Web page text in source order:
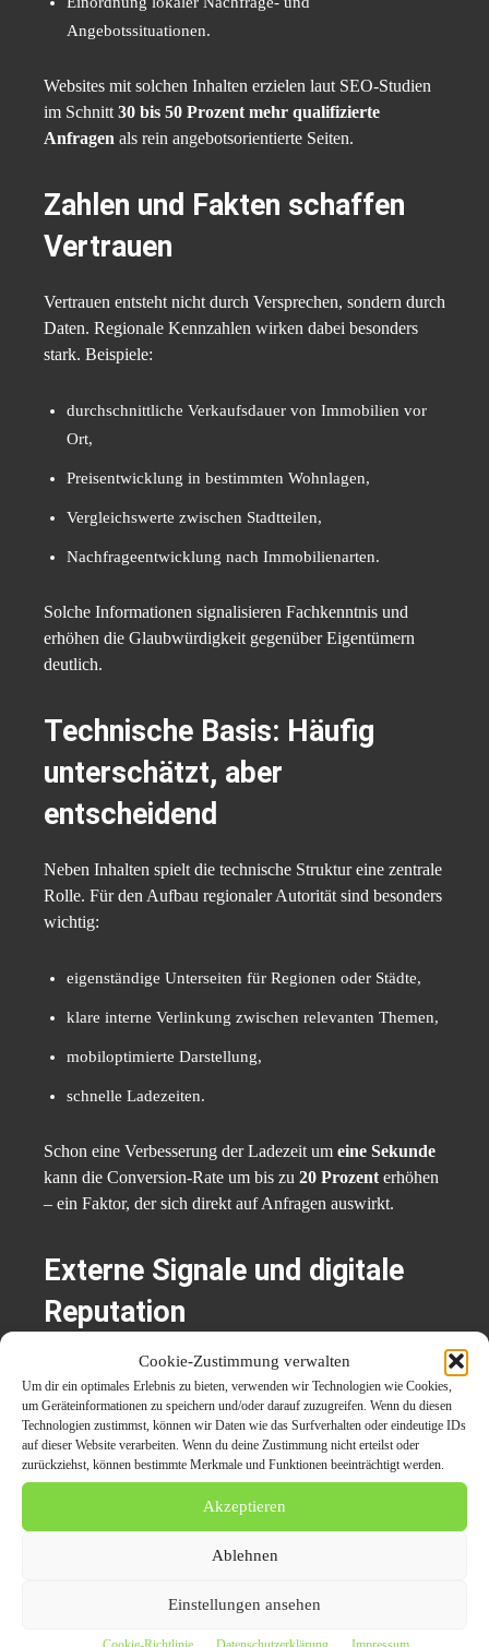
Cookie-Zustimmung verwalten
Um dir ein optimales Erlebnis zu bieten, verwenden wir Technologien wie Cookies,
um Geräteinformationen zu speichern und/oder darauf zuzugreifen. Wenn du diesen
Technologien zustimmst, können wir Daten wie das Surfverhalten oder eindeutige IDs
auf dieser Website verarbeiten. Wenn du deine Zustimmung nicht erteilst oder
zurückziehst, können bestimmte Merkmale und Funktionen beeinträchtigt werden.
Akzeptieren
Ablehnen
Einstellungen ansehen
Angebotssituationen.
Websites mit solchen Inhalten erzielen laut SEO-Studien
im Schnitt 30 bis 50 Prozent mehr qualifizierte
Anfragen als rein angebotsorientierte Seiten.
Zahlen und Fakten schaffen
Vertrauen
Vertrauen entsteht nicht durch Versprechen, sondern durch
Daten. Regionale Kennzahlen wirken dabei besonders
stark. Beispiele:
durchschnittliche Verkaufsdauer von Immobilien vor
Ort,
Preisentwicklung in bestimmten Wohnlagen,
Vergleichswerte zwischen Stadtteilen,
Nachfrageentwicklung nach Immobilienarten.
Solche Informationen signalisieren Fachkenntnis und
erhöhen die Glaubwürdigkeit gegenüber Eigentümern
deutlich.
Technische Basis: Häufig
unterschätzt, aber
entscheidend
Neben Inhalten spielt die technische Struktur eine zentrale
Rolle. Für den Aufbau regionaler Autorität sind besonders
wichtig:
eigenständige Unterseiten für Regionen oder Städte,
klare interne Verlinkung zwischen relevanten Themen,
mobiloptimierte Darstellung,
schnelle Ladezeiten.
Schon eine Verbesserung der Ladezeit um eine Sekunde
kann die Conversion-Rate um bis zu 20 Prozent erhöhen
– ein Faktor, der sich direkt auf Anfragen auswirkt.
Externe Signale und digitale
Reputation
Suchmaschinen bewerten nicht nur die eigene Website,
sondern auch externe Erwähnungen. Regionale Autorität
wird zusätzlich gestärkt durch:
redaktionelle Berichte auf regionalen Plattformen,
Presseartikel mit lokalem Bezug,
Erwähnungen in Fachmedien,